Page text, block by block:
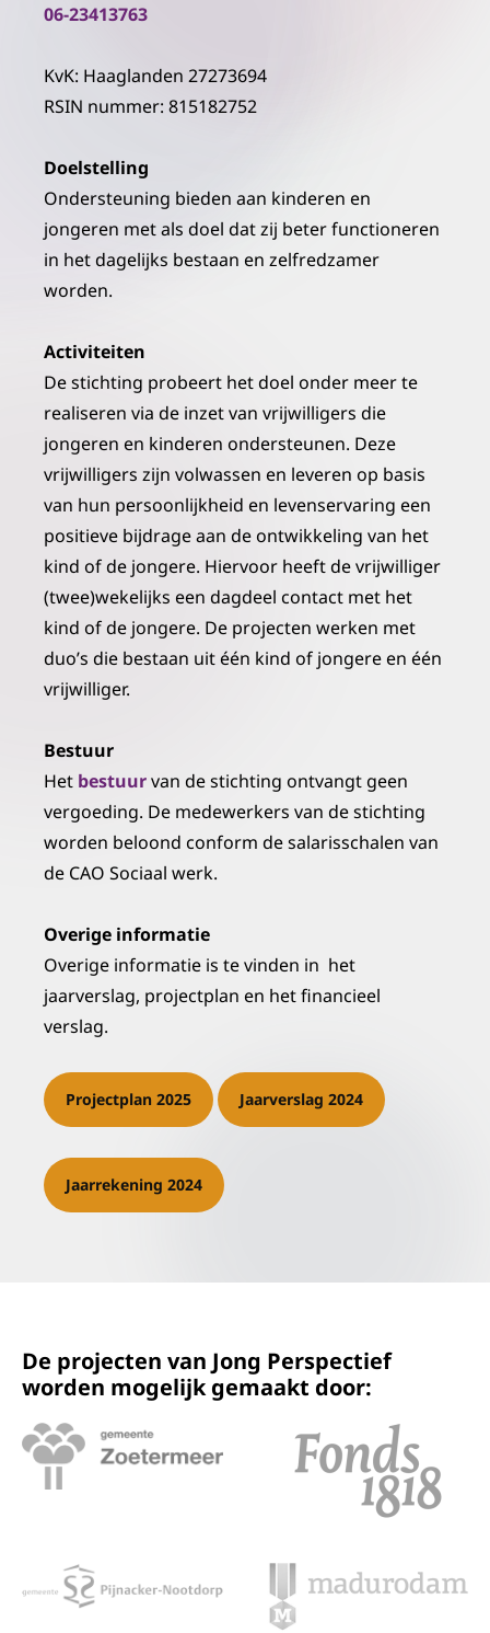
06-23413763
KvK: Haaglanden 27273694
RSIN nummer: 815182752
Doelstelling
Ondersteuning bieden aan kinderen en
jongeren met als doel dat zij beter functioneren
in het dagelijks bestaan en zelfredzamer
worden.
Activiteiten
De stichting probeert het doel onder meer te
realiseren via de inzet van vrijwilligers die
jongeren en kinderen ondersteunen. Deze
vrijwilligers zijn volwassen en leveren op basis
van hun persoonlijkheid en levenservaring een
positieve bijdrage aan de ontwikkeling van het
kind of de jongere. Hiervoor heeft de vrijwilliger
(twee)wekelijks een dagdeel contact met het
kind of de jongere. De projecten werken met
duo’s die bestaan uit één kind of jongere en één
vrijwilliger.
Bestuur
Het bestuurvan de stichting ontvangt geen
vergoeding. De medewerkers van de stichting
worden beloond conform de salarisschalen van
de CAO Sociaal werk.
Overige informatie
Overige informatie is te vinden in het
jaarverslag, projectplan en het financieel
verslag.
Projectplan 2025 Jaarverslag 2024
Jaarrekening 2024
De projecten van Jong Perspectief
worden mogelijk gemaakt door: